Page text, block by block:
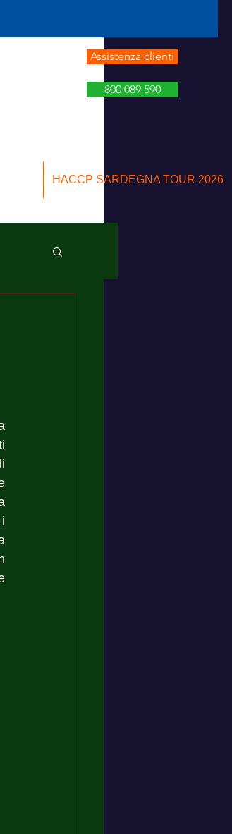
Assistenza clienti
800 089 590
HACCP SARDEGNA TOUR 2026